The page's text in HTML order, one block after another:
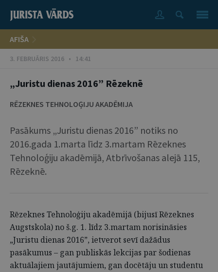
AFIŠA
3. FEBRUĀRIS 2016 • 14:41
„Juristu dienas 2016” Rēzeknē
RĒZEKNES TEHNOLOĢIJU AKADĒMIJA
Pasākums „Juristu dienas 2016” notiks no
2016.gada 1.marta līdz 3.martam Rēzeknes
Tehnoloģiju akadēmijā, Atbrīvošanas alejā 115,
Rēzeknē.
Rēzeknes Tehnoloģiju akadēmijā (bijusī Rēzeknes
Augstskola) no š.g. 1. līdz 3.martam norisināsies
„Juristu dienas 2016”, ietverot sevī dažādus
pasākumus – gan publiskās lekcijas par šodienas
aktuālajiem jautājumiem, gan docētāju un studentu